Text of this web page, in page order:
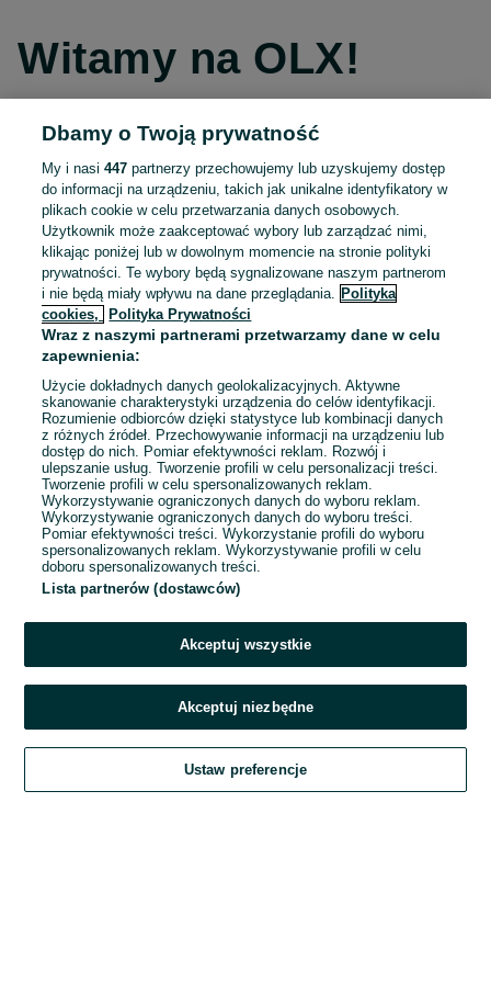
Witamy na OLX!
Kontynuuj przez Facebooka
Kontynuuj przez konto Apple
Kontynuuj przez konto Google
LUB
E-mail
Hasło
Zaloguj się
Kontynuując za pośrednictwem jednego z dostawców wskazanych powyżej,
OLX.pl w jego aktualnym brzmieniu.
Dbamy o Twoją prywatność
My i nasi447 partnerzy przechowujemy lub uzyskujemy dostęp
do informacji na urządzeniu, takich jak unikalne identyfikatory w
plikach cookie w celu przetwarzania danych osobowych.
Użytkownik może zaakceptować wybory lub zarządzać nimi,
klikając poniżej lub w dowolnym momencie na stronie polityki
prywatności. Te wybory będą sygnalizowane naszym partnerom
i nie będą miały wpływu na dane przeglądania.
Polityka
cookies,
Polityka Prywatności
Wraz z naszymi partnerami przetwarzamy dane w celu
zapewnienia:
Użycie dokładnych danych geolokalizacyjnych. Aktywne
skanowanie charakterystyki urządzenia do celów identyfikacji.
Rozumienie odbiorców dzięki statystyce lub kombinacji danych
z różnych źródeł. Przechowywanie informacji na urządzeniu lub
dostęp do nich. Pomiar efektywności reklam. Rozwój i
ulepszanie usług. Tworzenie profili w celu personalizacji treści.
Tworzenie profili w celu spersonalizowanych reklam.
Wykorzystywanie ograniczonych danych do wyboru reklam.
Wykorzystywanie ograniczonych danych do wyboru treści.
Pomiar efektywności treści. Wykorzystanie profili do wyboru
spersonalizowanych reklam. Wykorzystywanie profili w celu
doboru spersonalizowanych treści.
Lista partnerów (dostawców)
Akceptuj wszystkie
Akceptuj niezbędne
Ustaw preferencje